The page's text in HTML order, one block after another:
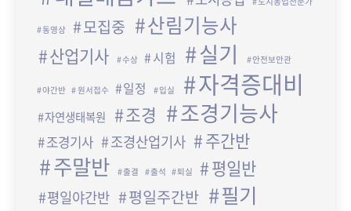
동영상 모집중 산림기능사
산업기사 수상 시험 실기 안전보안관
야간반 원서접수 일정 입실 자격증대비
자연생태복원 조경 조경기능사
조경기사 조경산업기사 주간반
주말반 출결 출석 퇴실 평일반
평일야간반 평일주간반 필기